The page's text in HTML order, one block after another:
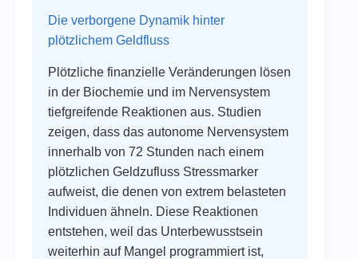
Die verborgene Dynamik hinter
plötzlichem Geldfluss
Plötzliche finanzielle Veränderungen lösen
in der Biochemie und im Nervensystem
tiefgreifende Reaktionen aus. Studien
zeigen, dass das autonome Nervensystem
innerhalb von 72 Stunden nach einem
plötzlichen Geldzufluss Stressmarker
aufweist, die denen von extrem belasteten
Individuen ähneln. Diese Reaktionen
entstehen, weil das Unterbewusstsein
weiterhin auf Mangel programmiert ist,